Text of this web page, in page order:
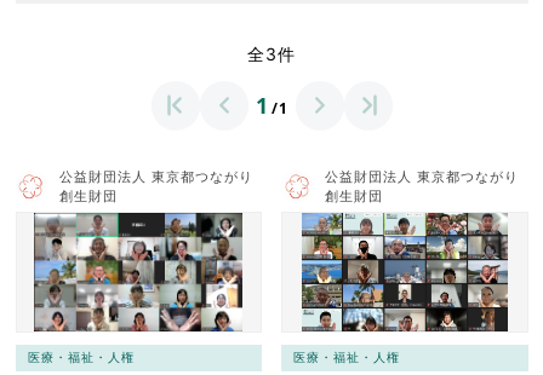
全3件
1 /1
公益財団法人 東京都つながり
創生財団
医療・福祉・人権
公益財団法人 東京都つながり
創生財団
医療・福祉・人権